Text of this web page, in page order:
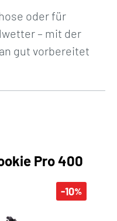
oder für
– mit der
gut vorbereitet
-10%
Pro 400